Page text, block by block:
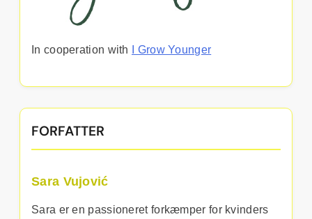
In cooperation with I Grow Younger
FORFATTER
Sara Vujović
Sara er en passioneret forkæmper for kvinders